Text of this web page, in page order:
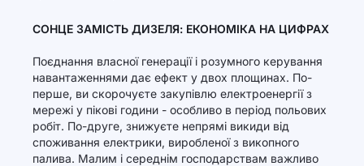
СОНЦЕ ЗАМІСТЬ ДИЗЕЛЯ: ЕКОНОМІКА НА ЦИФРАХ
Поєднання власної генерації і розумного керування
навантаженнями дає ефект у двох площинах. По-
перше, ви скорочуєте закупівлю електроенергії з
мережі у пікові години - особливо в період польових
робіт. По-друге, знижуєте непрямі викиди від
споживання електрики, виробленої з викопного
палива. Малим і середнім господарствам важливо